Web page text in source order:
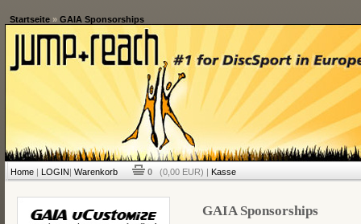
Startseite» GAIA Sponsorships
Home| LOGIN| Warenkorb 0 (0,00 EUR) | Kasse
GAIA Sponsorships